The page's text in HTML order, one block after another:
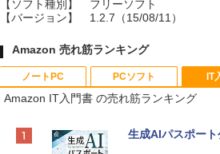
【ソフト種別】
フリーソフト
【バージョン】
1.2.7（15/08/11）
Amazon 売れ筋ランキング
ノートPC
Apple 2026
PCソフト
Robloxギフトカ
IT
Amazon IT入門書 の売れ筋ランキング
生成AIパスポー